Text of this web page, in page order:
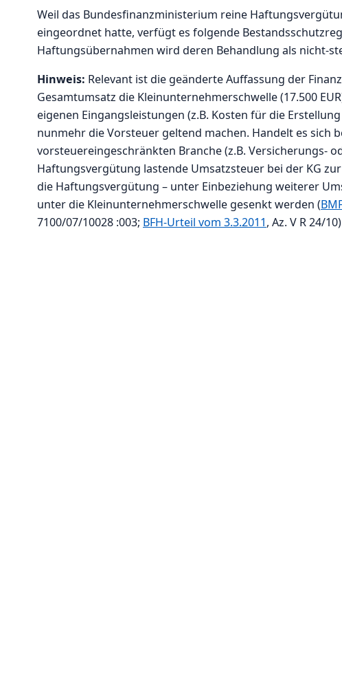
Weil das Bundesfinanzministerium reine
eingeordnet hatte, verfügt es folgende
Haftungsübernahmen wird deren Behandlung als nicht-
Hinweis: Relevant ist die geänderte Auffassung der
Gesamtumsatz die Kleinunternehmerschwelle (17.500
eigenen Eingangsleistungen (z.B. Kosten für die
nunmehr die Vorsteuer geltend machen. Handelt es sich
vorsteuereingeschränkten Branche (z.B. Versicherungs-
Haftungsvergütung lastende Umsatzsteuer bei der KG
die Haftungsvergütung – unter Einbeziehung weiterer
unter die Kleinunternehmerschwelle gesenkt werden (
7100/07/10028 :003; BFH-Urteil vom 3.3.2011, Az. V R 24/